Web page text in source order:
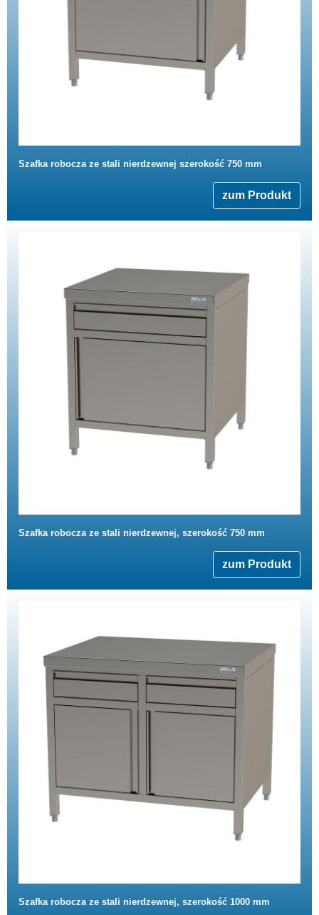
Szafka robocza ze stali nierdzewnej szerokość 750 mm
zum Produkt
Szafka robocza ze stali nierdzewnej, szerokość 750 mm
zum Produkt
Szafka robocza ze stali nierdzewnej, szerokość 1000 mm